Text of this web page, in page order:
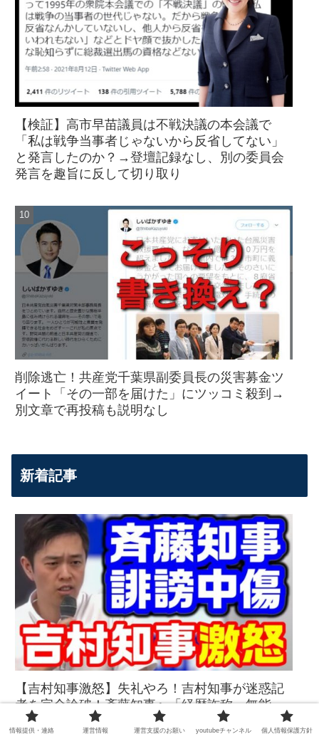
【検証】高市早苗議員は不戦決議の本会議で
「私は戦争当事者じゃないから反省してない」
と発言したのか？→登壇記録なし、別の委員会
発言を趣旨に反して切り取り
削除逃亡！共産党千葉県副委員長の災害募金ツ
イート「その一部を届けた」にツッコミ殺到→
別文章で再投稿も説明なし
新着記事
【吉村知事激怒】失礼やろ！吉村知事が迷惑記
者を完全論破！斎藤知事へ「経歴詐称、無能」
繰り返される嘘と誹謗中傷に対して毅然と反論
情報提供・連絡 運営情報 運営支援のお願い youtubeチャンネル 個人情報保護方針